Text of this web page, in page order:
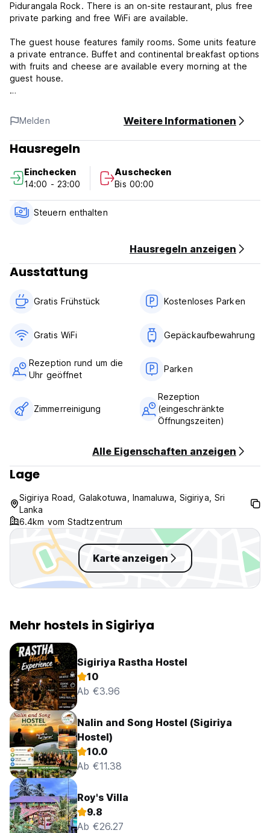
Pidurangala Rock. There is an on-site restaurant, plus free
private parking and free WiFi are available.
The guest house features family rooms. Some units feature
a private entrance. Buffet and continental breakfast options
with fruits and cheese are available every morning at the
guest house.
Wildlife Range Office - Sigiriya is 5.2 km from Spring Edge
Hostel, while Sigiriya Museum is 6.4 km away. The nearest
airport is Sigiriya Airport, 4 km from the accommodation.
Cancellation policy: 7 days before arrival. In case of a late
cancellation or No Show, you will be charged the first night
of your stay.
Check in from 14:00 to 23:00.
No curfew.
Melden Weitere Informationen
Hausregeln
Einchecken
14:00 - 23:00
Auschecken
Bis 00:00
Steuern enthalten
Hausregeln anzeigen
Ausstattung
Gratis Frühstück Kostenloses Parken
Gratis WiFi Gepäckaufbewahrung
Rezeption rund um die
Uhr geöffnet
Parken
Zimmerreinigung
Rezeption
(eingeschränkte
Öffnungszeiten)
Alle Eigenschaften anzeigen
Lage
Sigiriya Road, Galakotuwa, Inamaluwa, Sigiriya, Sri
Lanka
6.4km vom Stadtzentrum
Karte anzeigen
Mehr hostels in Sigiriya
Sigiriya Rastha Hostel
10
Ab €3.96
Nalin and Song Hostel (Sigiriya
Hostel)
10.0
Ab €11.38
Roy's Villa
9.8
Ab €26.27